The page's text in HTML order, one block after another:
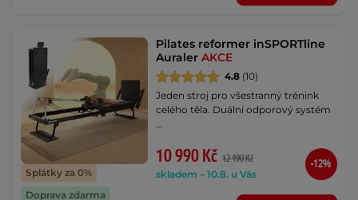
Splátky za 0%
Doprava zdarma
Pilates reformer inSPORTline
AuralerAKCE
4.8 (10)
Jeden stroj pro všestranný trénink
celého těla. Duální odporový systém
10 990 Kč 12 490 Kč
skladem – 10.8. u Vás
-12%